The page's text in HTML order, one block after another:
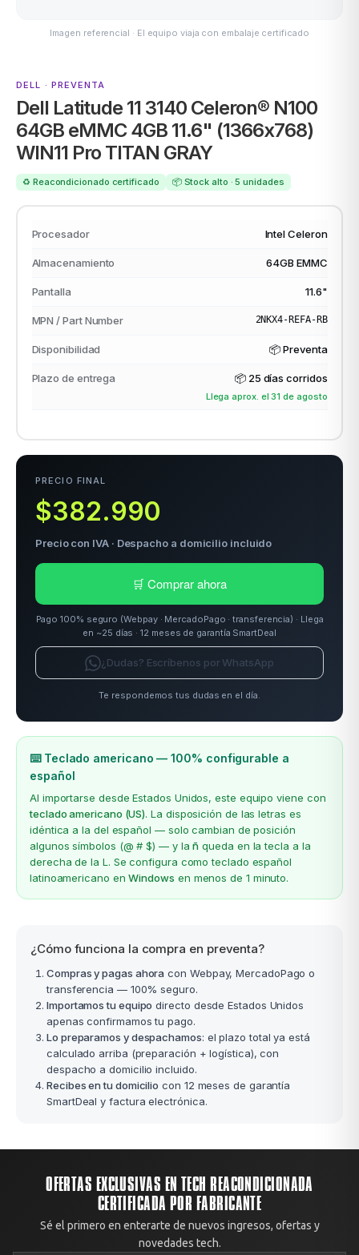
Imagen referencial · El equipo viaja con embalaje certificado
DELL · PREVENTA
Dell Latitude 11 3140 Celeron® N100
64GB eMMC 4GB 11.6" (1366x768)
WIN11 Pro TITAN GRAY
♻️ Reacondicionado certificado 📦 Stock alto · 5 unidades
Procesador Intel Celeron
Almacenamiento 64GB EMMC
Pantalla 11.6"
MPN / Part Number 2NKX4-REFA-RB
Disponibilidad 📦 Preventa
Plazo de entrega 📦 25 días corridos
Llega aprox. el 31 de agosto
PRECIO FINAL
$382.990
Precio con IVA · Despacho a domicilio incluido
🛒 Comprar ahora
Pago 100% seguro (Webpay · MercadoPago · transferencia) · Llega
en ~25 días · 12 meses de garantía SmartDeal
¿Dudas? Escríbenos por WhatsApp
Te respondemos tus dudas en el día.
⌨️ Teclado americano — 100% configurable a
español
Al importarse desde Estados Unidos, este equipo viene con
teclado americano (US). La disposición de las letras es
idéntica a la del español — solo cambian de posición
algunos símbolos (@ # $) — y lañ queda en la tecla a la
derecha de la L. Se configura como teclado español
latinoamericano enWindows en menos de 1 minuto.
¿Cómo funciona la compra en preventa?
Compras y pagas ahora con Webpay, MercadoPago o
transferencia — 100% seguro.
Importamos tu equipo directo desde Estados Unidos
apenas confirmamos tu pago.
Lo preparamos y despachamos: el plazo total ya está
calculado arriba (preparación + logística), con
despacho a domicilio incluido.
Recibes en tu domicilio con 12 meses de garantía
SmartDeal y factura electrónica.
OFERTAS EXCLUSIVAS EN TECH REACONDICIONADA
CERTIFICADA POR FABRICANTE
Sé el primero en enterarte de nuevos ingresos, ofertas y
novedades tech.